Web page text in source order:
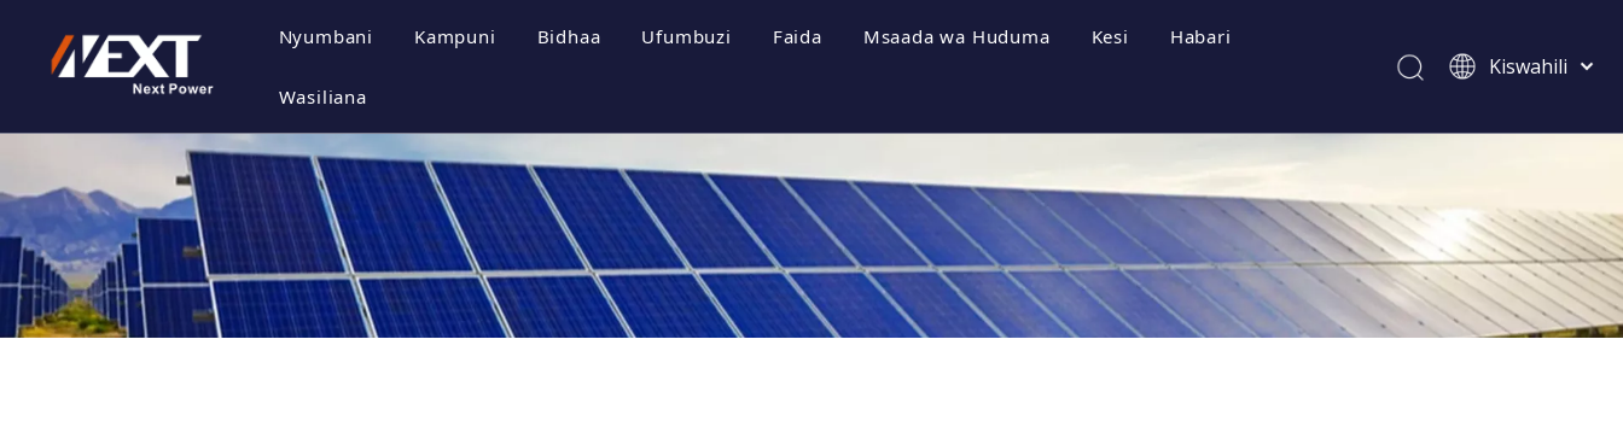
Nyumbani Kampuni
Heshima ya Cheti
Mtindo wa Kampuni
Bidhaa
Mfumo wa Photovoltaic
Ufumbuzi Faida Msaada wa Huduma
Maswali Yanayoulizwa Mara kwa Mara
Video
Kesi Habari
Wasiliana
Kiswahili
ไทย
Deutsch
Português
Español
Pусский
Français